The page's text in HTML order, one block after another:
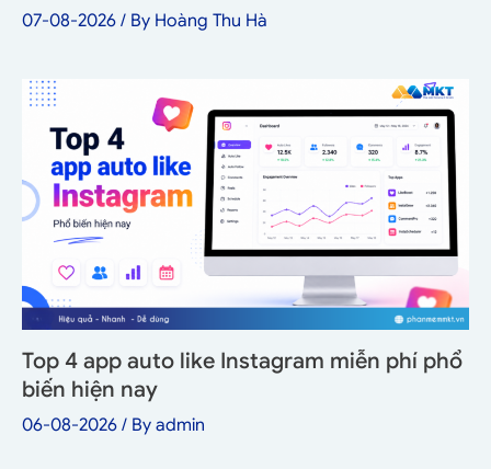
07-08-2026 / By Hoàng Thu Hà
Top 4 app auto like Instagram miễn phí phổ
biến hiện nay
06-08-2026 / By admin